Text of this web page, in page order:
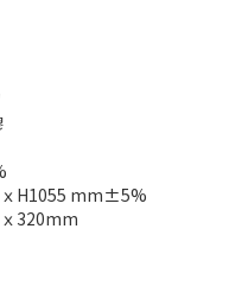
ｘH1055 mm±5%
320mm